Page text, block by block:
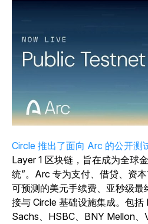
Circle 推出了面向 Arc 的公开测
Layer 1 区块链，旨在成为全球
统”。Arc 专为支付、借贷、资
可预测的美元手续费、亚秒级最
接与 Circle 基础设施集成。包
Sachs、HSBC、BNY Mellon、